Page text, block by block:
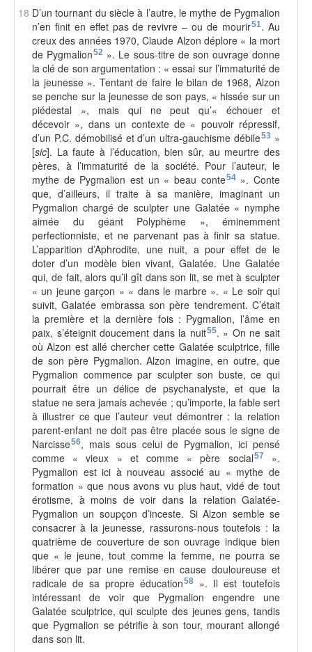
18 D’un tournant du siècle à l’autre, le mythe de Pygmalion
n’en finit en effet pas de revivre – ou de mourir51. Au
creux des années 1970, Claude Alzon déplore « la mort
de Pygmalion52 ». Le sous-titre de son ouvrage donne
la clé de son argumentation : « essai sur l’immaturité de
la jeunesse ». Tentant de faire le bilan de 1968, Alzon
se penche sur la jeunesse de son pays, « hissée sur un
piédestal », mais qui ne peut qu’« échouer et
décevoir », dans un contexte de « pouvoir répressif,
d’un P.C. démobilisé et d’un ultra-gauchisme débile53 »
[sic]. La faute à l’éducation, bien sûr, au meurtre des
pères, à l’immaturité de la société. Pour l’auteur, le
mythe de Pygmalion est un « beau conte54». Conte
que, d’ailleurs, il traite à sa manière, imaginant un
Pygmalion chargé de sculpter une Galatée « nymphe
aimée du géant Polyphème », éminemment
perfectionniste, et ne parvenant pas à finir sa statue.
L’apparition d’Aphrodite, une nuit, a pour effet de le
doter d’un modèle bien vivant, Galatée. Une Galatée
qui, de fait, alors qu’il gît dans son lit, se met à sculpter
« un jeune garçon » « dans le marbre ». « Le soir qui
suivit, Galatée embrassa son père tendrement. C’était
la première et la dernière fois : Pygmalion, l’âme en
paix, s’éteignit doucement dans la nuit55. » On ne sait
où Alzon est allé chercher cette Galatée sculptrice, fille
de son père Pygmalion. Alzon imagine, en outre, que
Pygmalion commence par sculpter son buste, ce qui
pourrait être un délice de psychanalyste, et que la
statue ne sera jamais achevée ; qu’importe, la fable sert
à illustrer ce que l’auteur veut démontrer : la relation
parent-enfant ne doit pas être placée sous le signe de
Narcisse56, mais sous celui de Pygmalion, ici pensé
comme « vieux » et comme « père social57
».
Pygmalion est ici à nouveau associé au « mythe de
formation » que nous avons vu plus haut, vidé de tout
érotisme, à moins de voir dans la relation Galatée-
Pygmalion un soupçon d’inceste. Si Alzon semble se
consacrer à la jeunesse, rassurons-nous toutefois : la
quatrième de couverture de son ouvrage indique bien
que « le jeune, tout comme la femme, ne pourra se
libérer que par une remise en cause douloureuse et
radicale de sa propre éducation58
». Il est toutefois
intéressant de voir que Pygmalion engendre une
Galatée sculptrice, qui sculpte des jeunes gens, tandis
que Pygmalion se pétrifie à son tour, mourant allongé
dans son lit.